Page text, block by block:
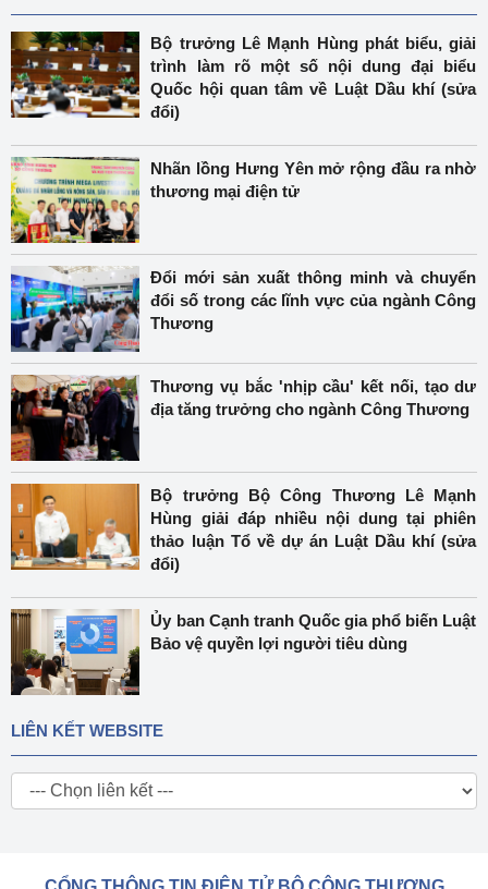
Bộ trưởng Lê Mạnh Hùng phát biểu, giải
trình làm rõ một số nội dung đại biểu
Quốc hội quan tâm về Luật Dầu khí (sửa
đổi)
Nhãn lồng Hưng Yên mở rộng đầu ra nhờ
thương mại điện tử
Đổi mới sản xuất thông minh và chuyển
đổi số trong các lĩnh vực của ngành Công
Thương
Thương vụ bắc 'nhịp cầu' kết nối, tạo dư
địa tăng trưởng cho ngành Công Thương
Bộ trưởng Bộ Công Thương Lê Mạnh
Hùng giải đáp nhiều nội dung tại phiên
thảo luận Tổ về dự án Luật Dầu khí (sửa
đổi)
Ủy ban Cạnh tranh Quốc gia phổ biến Luật
Bảo vệ quyền lợi người tiêu dùng
LIÊN KẾT WEBSITE